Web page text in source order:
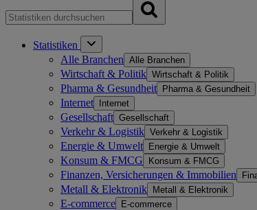
Statistiken
Alle Branchen Alle Branchen
Wirtschaft & Politik Wirtschaft & Politik
Pharma & Gesundheit Pharma & Gesundheit
Internet Internet
Gesellschaft Gesellschaft
Verkehr & Logistik Verkehr & Logistik
Energie & Umwelt Energie & Umwelt
Konsum & FMCG Konsum & FMCG
Finanzen, Versicherungen & Immobilien
Metall & Elektronik Metall & Elektronik
E-commerce E-commerce